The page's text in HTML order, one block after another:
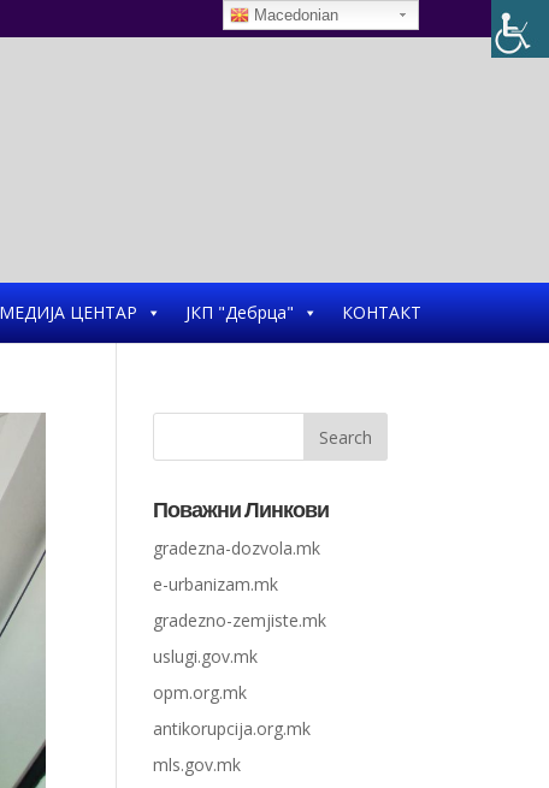
МЕДИЈА ЦЕНТАР ЈКП "Дебрца" КОНТАКТ
Поважни Линкови
gradezna-dozvola.mk
e-urbanizam.mk
gradezno-zemjiste.mk
uslugi.gov.mk
opm.org.mk
antikorupcija.org.mk
mls.gov.mk
Macedonian